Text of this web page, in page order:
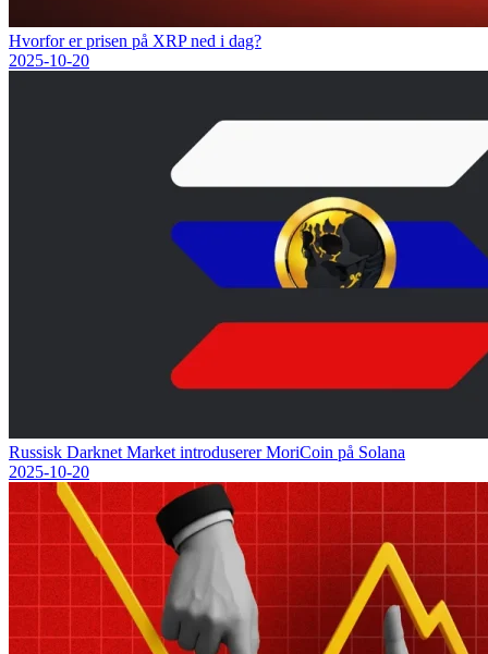
Hvorfor er prisen på XRP ned i dag?
2025-10-20
Russisk Darknet Market introduserer MoriCoin på Solana
2025-10-20